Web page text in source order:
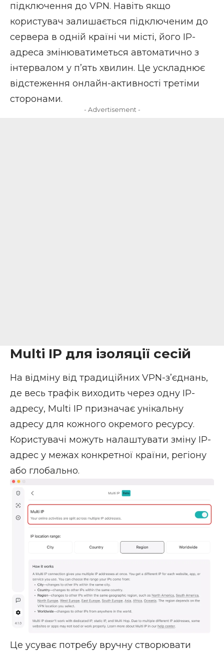
підключення до VPN. Навіть якщо
користувач залишається підключеним до
сервера в одній країні чи місті, його IP-
адреса змінюватиметься автоматично з
інтервалом у п’ять хвилин. Це ускладнює
відстеження онлайн-активності третіми
сторонами.
- Advertisement -
Multi IP для ізоляції сесій
На відміну від традиційних VPN-з’єднань,
де весь трафік виходить через одну IP-
адресу, Multi IP призначає унікальну
адресу для кожного окремого ресурсу.
Користувачі можуть налаштувати зміну IP-
адрес у межах конкретної країни, регіону
або глобально.
Це усуває потребу вручну створювати